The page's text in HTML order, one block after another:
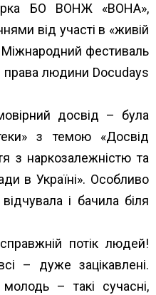
БО ВОНЖ «ВОНА»,
від участі в «живій
Міжнародний фестиваль
права людини Docudays
досвід – була
з темою «Досвід
з наркозалежністю та
в Україні». Особливо
і бачила біля
потік людей!
– дуже зацікавлені.
– такі сучасні,